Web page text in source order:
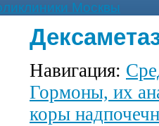
Москвы
Навигация:
Гормоны, их
коры